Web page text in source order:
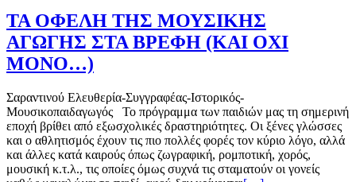
ΤΑ ΟΦΕΛΗ ΤΗΣ ΜΟΥΣΙΚΗΣ
ΑΓΩΓΗΣ ΣΤΑ ΒΡΕΦΗ (ΚΑΙ ΟΧΙ
ΜΟΝΟ…)
Σαραντινού Ελευθερία-Συγγραφέας-Ιστορικός-
Μουσικοπαιδαγωγός Το πρόγραμμα των παιδιών μας τη σημερινή
εποχή βρίθει από εξωσχολικές δραστηριότητες. Οι ξένες γλώσσες
και ο αθλητισμός έχουν τις πιο πολλές φορές τον κύριο λόγο, αλλά
και άλλες κατά καιρούς όπως ζωγραφική, ρομποτική, χορός,
μουσική κ.τ.λ., τις οποίες όμως συχνά τις σταματούν οι γονείς